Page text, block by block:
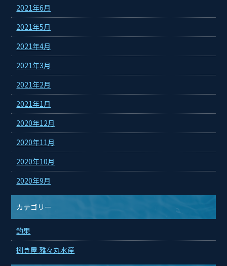
2021年6月
2021年5月
2021年4月
2021年3月
2021年2月
2021年1月
2020年12月
2020年11月
2020年10月
2020年9月
カテゴリー
釣果
捌き屋 雅々丸水産